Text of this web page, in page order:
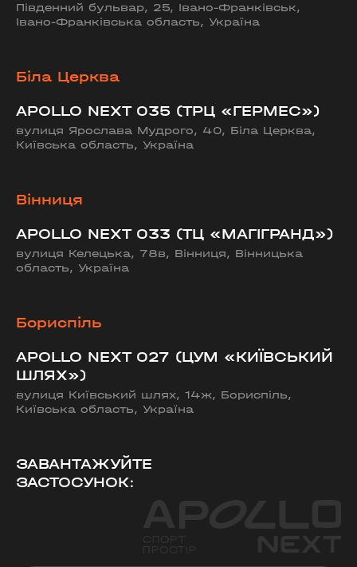
Південний бульвар, 25, Івано-Франківськ,
Івано-Франківська область, Україна
Біла Церква
APOLLO NEXT 035 (ТРЦ «ГЕРМЕС»)
вулиця Ярослава Мудрого, 40, Біла Церква,
Київська область, Україна
Вінниця
APOLLO NEXT 033 (ТЦ «МАГІГРАНД»)
вулиця Келецька, 78в, Вінниця, Вінницька
область, Україна
Бориспіль
APOLLO NEXT 027 (ЦУМ «КИЇВСЬКИЙ
ШЛЯХ»)
вулиця Київський шлях, 14ж, Бориспіль,
Київська область, Україна
ЗАВАНТАЖУЙТЕ
ЗАСТОСУНОК: